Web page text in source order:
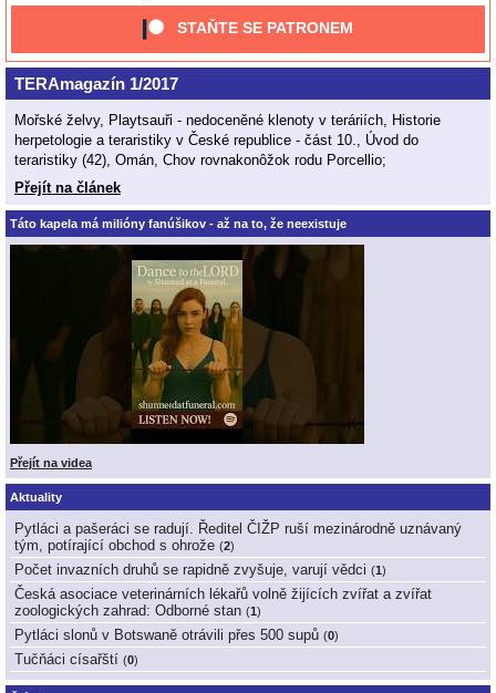
STAŇTE SE PATRONEM
TERAmagazín 1/2017
Mořské želvy, Playtsauři - nedoceněné klenoty v teráriích, Historie
herpetologie a teraristiky v České republice - část 10., Úvod do
teraristiky (42), Omán, Chov rovnakonôžok rodu Porcellio;
Přejít na článek
Táto kapela má milióny fanúšikov - až na to, že neexistuje
Přejít na videa
Aktuality
Pytláci a pašeráci se radují. Ředitel ČIŽP ruší mezinárodně uznávaný
tým, potírající obchod s ohrože (2)
Počet invazních druhů se rapidně zvyšuje, varují vědci (1 )
Česká asociace veterinárních lékařů volně žijících zvířat a zvířat
zoologických zahrad: Odborné stan (1 )
Pytláci slonů v Botswaně otrávili přes 500 supů (0)
Tučňáci císařští (0)